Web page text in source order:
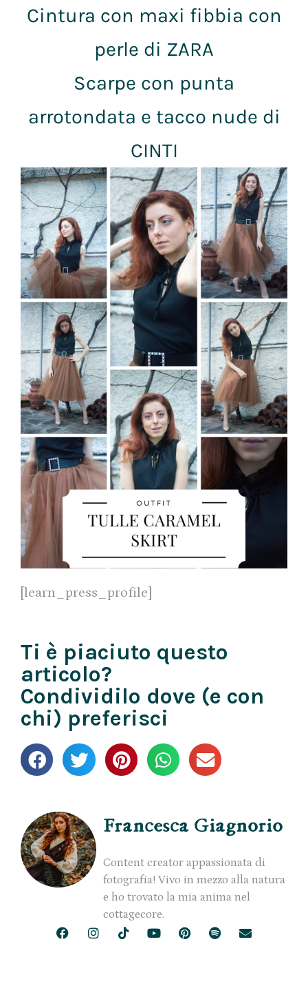
Cintura con maxi fibbia con
perle di ZARA
Scarpe con punta
arrotondata e tacco nude di
CINTI
[learn_press_profile]
Ti è piaciuto questo
articolo?
Condividilo dove (e con
chi) preferisci
Francesca Giagnorio
Content creator appassionata di
fotografia! Vivo in mezzo alla natura
e ho trovato la mia anima nel
cottagecore.